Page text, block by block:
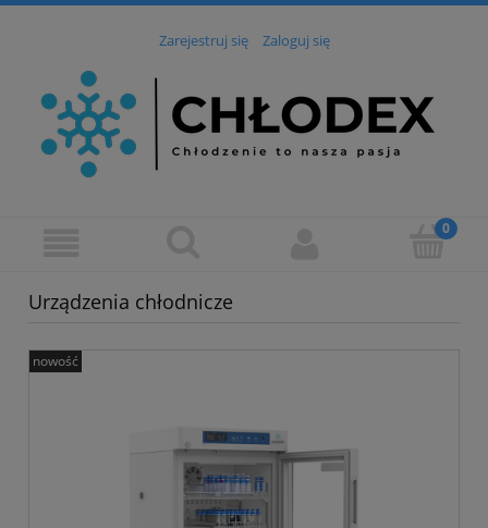
Zarejestruj się Zaloguj się
Urządzenia chłodnicze
nowość